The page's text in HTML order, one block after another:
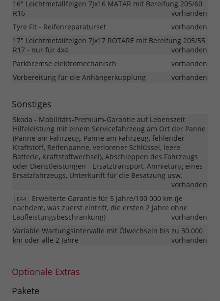
16" Leichtmetallfelgen 7Jx16 MATAR mit Bereifung 205/60
R16
vorhanden
Tyre Fit - Reifenreparaturset
vorhanden
17" Leichtmetallfelgen 7Jx17 ROTARE mit Bereifung 205/55
R17 - nur für 4x4
vorhanden
Parkbremse elektromechanisch
vorhanden
Vorbereitung für die Anhängerkupplung
vorhanden
Sonstiges
Skoda - Mobilitäts-Premium-Garantie auf Lebenszeit
Hilfeleistung mit einem Servicefahrzeug am Ort der Panne
(Panne am Fahrzeug, Panne am Fahrzeug, fehlender
Kraftstoff, Reifenpanne, verlorener Schlüssel, leere
Batterie, Kraftstoffwechsel), Abschleppen des Fahrzeugs
oder Dienstleistungen - Ersatztransport, Anmietung eines
Ersatzfahrzeugs, Unterkunft für die Besatzung usw.
vorhanden
EA4
Erweiterte Garantie für 5 Jahre/100 000 km (je
nachdem, was zuerst eintritt, die ersten 2 Jahre ohne
Laufleistungsbeschränkung)
vorhanden
Variable Wartungsintervalle mit Ölwechseln bis zu 30.000
km oder alle 2 Jahre
vorhanden
Optionale Extras
Pakete